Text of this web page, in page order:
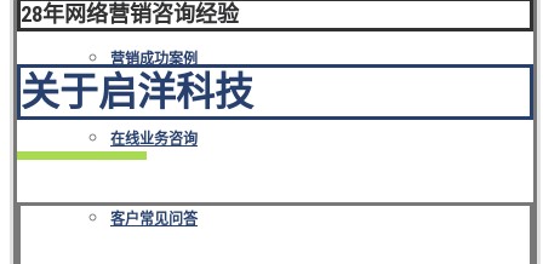
营销成功案例
在线业务咨询
客户常见问答
28年网络营销咨询经验
关于启洋科技